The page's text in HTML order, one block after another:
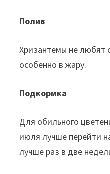
Полив
Хризантемы не любят
особенно в жару.
Подкормка
Для обильного
июля лучше перейти
лучше раз в две